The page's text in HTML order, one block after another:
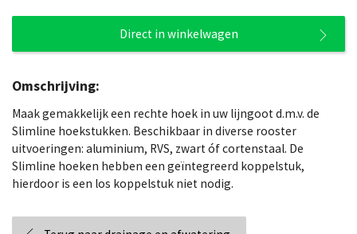
Direct in winkelwagen
Omschrijving:
Maak gemakkelijk een rechte hoek in uw lijngoot d.m.v. de
Slimline hoekstukken. Beschikbaar in diverse rooster
uitvoeringen: aluminium, RVS, zwart óf cortenstaal. De
Slimline hoeken hebben een geïntegreerd koppelstuk,
hierdoor is een los koppelstuk niet nodig.